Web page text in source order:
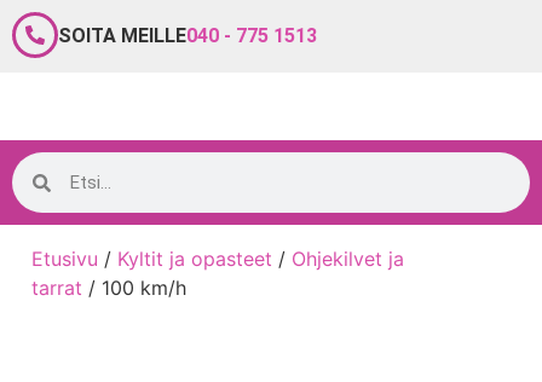
SOITA MEILLE040 - 775 1513
Etusivu / Kyltit ja opasteet / Ohjekilvet ja
tarrat / 100 km/h